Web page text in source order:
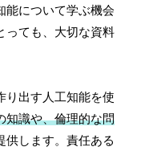
能について学ぶ機会
っても、大切な資料
り出す人工知能を使
知識や、倫理的な問
供します。責任ある